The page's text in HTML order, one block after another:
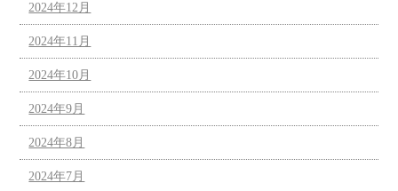
2024年12月
2024年11月
2024年10月
2024年9月
2024年8月
2024年7月